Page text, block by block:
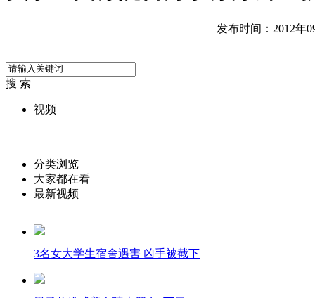
发布时间：2012年
搜 索
视频
分类浏览
大家都在看
最新视频
3名女大学生宿舍遇害 凶手被截下